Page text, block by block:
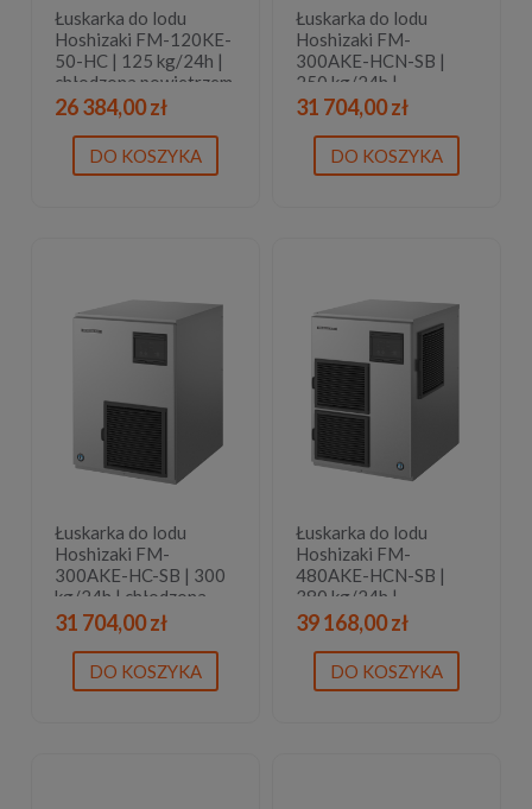
Łuskarka do lodu
Hoshizaki FM-120KE-
50-HC | 125 kg/24h |
chłodzona powietrzem
| płatki lodu
26 384,00 zł
DO KOSZYKA
Łuskarka do lodu
Hoshizaki FM-
300AKE-HCN-SB |
250 kg/24h |
chłodzona powietrzem
| bryłki lodu
31 704,00 zł
DO KOSZYKA
Łuskarka do lodu
Hoshizaki FM-
300AKE-HC-SB | 300
kg/24h | chłodzona
powietrzem | płatki
31 704,00 zł
DO KOSZYKA
Łuskarka do lodu
Hoshizaki FM-
480AKE-HCN-SB |
380 kg/24h |
chłodzona powietrzem
| bryłki lodu
39 168,00 zł
DO KOSZYKA